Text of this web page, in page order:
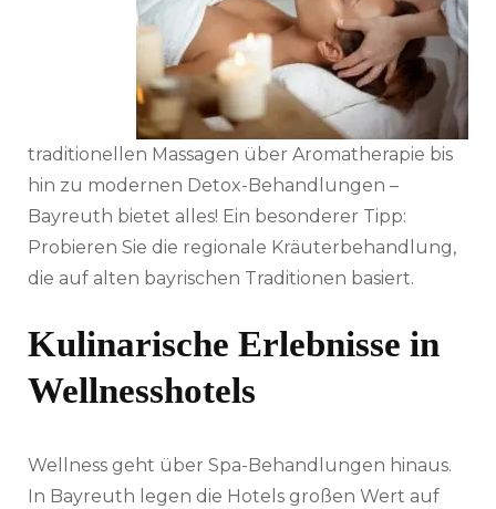
traditionellen Massagen über Aromatherapie bis
hin zu modernen Detox-Behandlungen –
Bayreuth bietet alles! Ein besonderer Tipp:
Probieren Sie die regionale Kräuterbehandlung,
die auf alten bayrischen Traditionen basiert.
Kulinarische Erlebnisse in
Wellnesshotels
Wellness geht über Spa-Behandlungen hinaus.
In Bayreuth legen die Hotels großen Wert auf